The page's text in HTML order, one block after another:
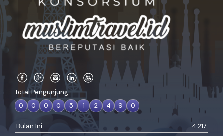
Total Pengunjung
0
0 0 0 5 1 2 4 9 0
Bulan Ini
4.217